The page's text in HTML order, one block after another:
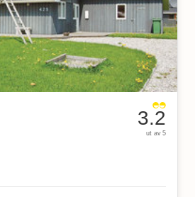
3.2
ut av 5